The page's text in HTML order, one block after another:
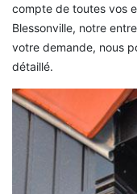
compte de toutes vos
Blessonville, notre
votre demande, nous
détaillé.